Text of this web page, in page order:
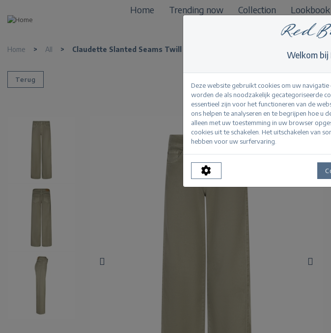
Home Trending now Collection Lookbook
Home > All > Claudette Slanted Seams Twill L33
Terug
Welkom
Deze website gebruikt cookies om uw
worden de als noodzakelijk gecategoriseerde
essentieel zijn voor het functioneren van de
ons helpen te analyseren en te begrijpen hoe u
alleen met uw toestemming in uw browser
cookies uit te schakelen. Het uitschakelen van
hebben voor uw surfervaring.